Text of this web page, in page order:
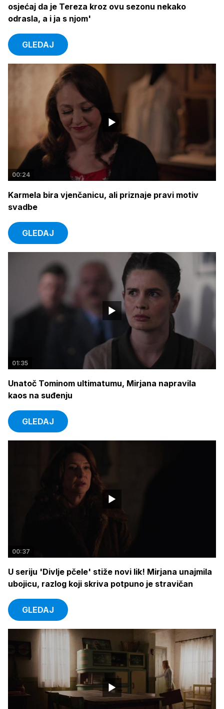
osjećaj da je Tereza kroz ovu sezonu nekako
odrasla, a i ja s njom'
GLEDAJ
00:24
Karmela bira vjenčanicu, ali priznaje pravi motiv
svadbe
GLEDAJ
01:35
Unatoč Tominom ultimatumu, Mirjana napravila
kaos na suđenju
GLEDAJ
00:37
U seriju 'Divlje pčele' stiže novi lik! Mirjana unajmila
ubojicu, razlog koji skriva potpuno je stravičan
GLEDAJ